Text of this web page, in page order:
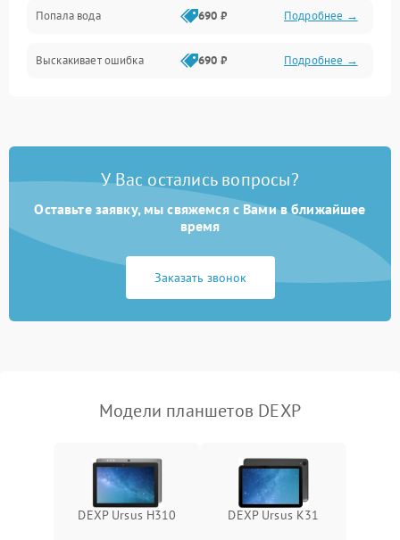
Разговор (микрофон, динамик)
Перегрев и нестабильная работа
Программные сбои
Сенсорное управление
Проблемы с механикой
Попала вода 690 ₽ Подробнее →
Выскакивает ошибка 690 ₽ Подробнее →
У Вас остались вопросы?
Оставьте заявку, мы свяжемся с Вами в ближайшее
время
Заказать звонок
Модели планшетов DEXP
DEXP Ursus H310 DEXP Ursus K31